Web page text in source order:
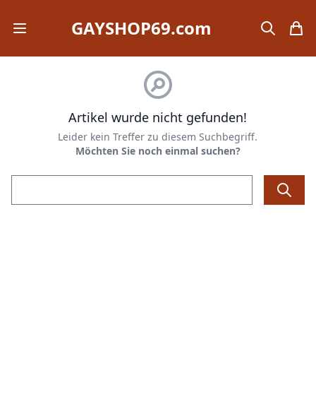
Open mobile menuGAYSHOP69.com search
Artikel wurde nicht gefunden!
Leider kein Treffer zu diesem Suchbegriff.
Möchten Sie noch einmal suchen?